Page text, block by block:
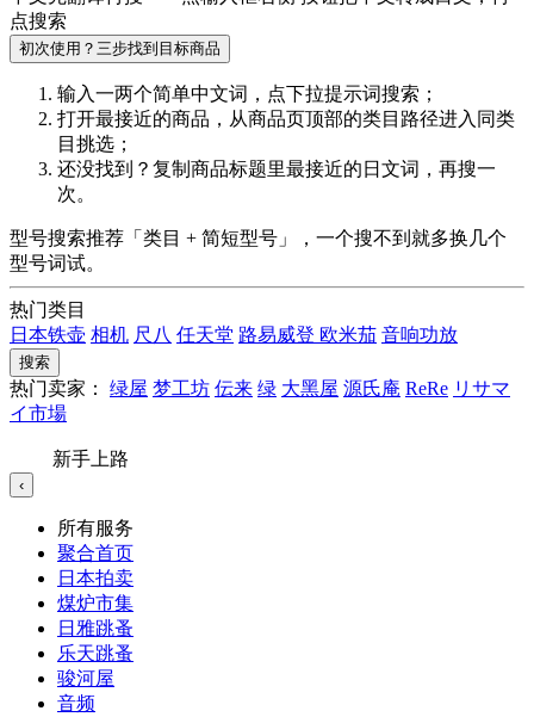
点搜索
初次使用？三步找到目标商品
输入一两个简单中文词，点下拉提示词搜索；
打开最接近的商品，从商品页顶部的类目路径进入同类
目挑选；
还没找到？复制商品标题里最接近的 日文词 ，再搜一
次。
型号搜索推荐「类目 + 简短型号」，一个搜不到就多换几个
型号词试。
热门类目
日本铁壶 相机 尺八 任天堂 路易威登 欧米茄 音响功放
搜索
热门卖家： 绿屋 梦工坊 伝来 绿 大黑屋 源氏庵 ReRe リサマ
イ市場
新手上路
‹
所有服务
聚合首页
日本拍卖
煤炉市集
日雅跳蚤
乐天跳蚤
骏河屋
音频